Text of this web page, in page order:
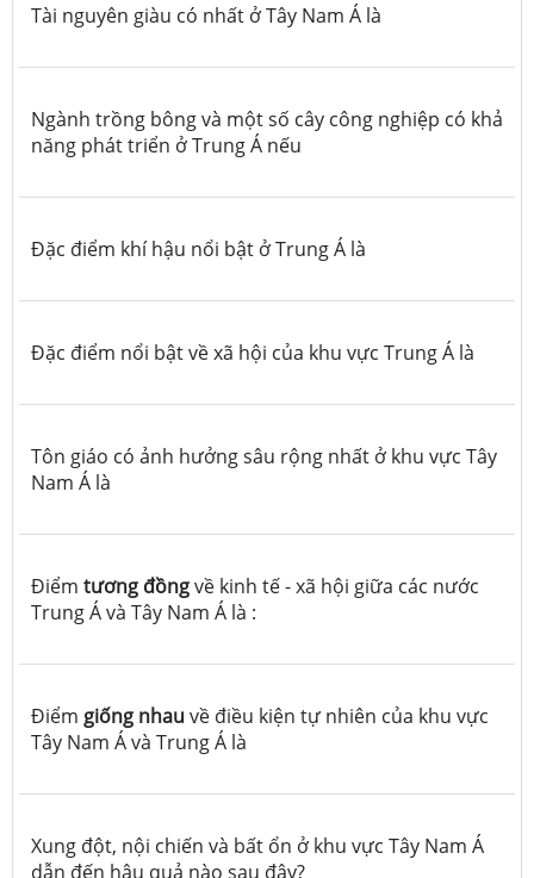
Tài nguyên giàu có nhất ở Tây Nam Á là
Ngành trồng bông và một số cây công nghiệp có khả
năng phát triển ở Trung Á nếu
Đặc điểm khí hậu nổi bật ở Trung Á là
Đặc điểm nổi bật về xã hội của khu vực Trung Á là
Tôn giáo có ảnh hưởng sâu rộng nhất ở khu vực Tây
Nam Á là
Điểm tương đồngvề kinh tế - xã hội giữa các nước
Trung Á và Tây Nam Á là :
Điểm giống nhauvề điều kiện tự nhiên của khu vực
Tây Nam Á và Trung Á là
Xung đột, nội chiến và bất ổn ở khu vực Tây Nam Á
dẫn đến hậu quả nào sau đây?